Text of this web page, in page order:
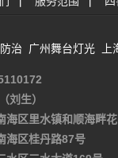
治 广州舞台灯光
刘生）
海区里水镇和顺海畔花
海区桂丹路87号